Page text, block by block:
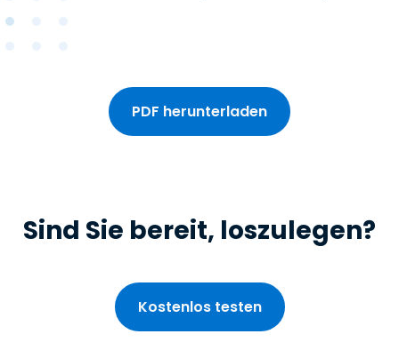
PDF herunterladen
Sind Sie bereit, loszulegen?
Kostenlos testen